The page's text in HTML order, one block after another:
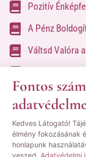
Pozitív
A Pénz
Váltsd Valóra
A
a
© Minden jog
Fontos
Kedves Látogató!
élmény fokozásának
honlapunk
veszed. Adatvédelmi